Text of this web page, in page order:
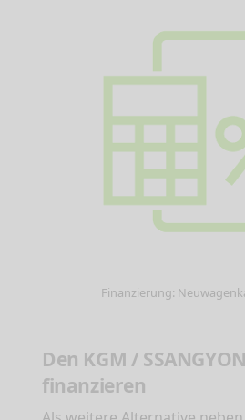
Finanzierung:
Den KGM /
finanzieren